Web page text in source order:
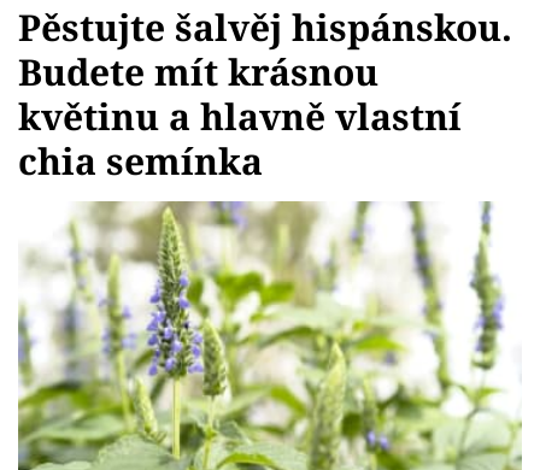
Témata
Bydlení
Zahrada
Design
Sledujte prima+
Přihlášení
Pěstujte šalvěj hispánskou.
Budete mít krásnou
květinu a hlavně vlastní
chia semínka